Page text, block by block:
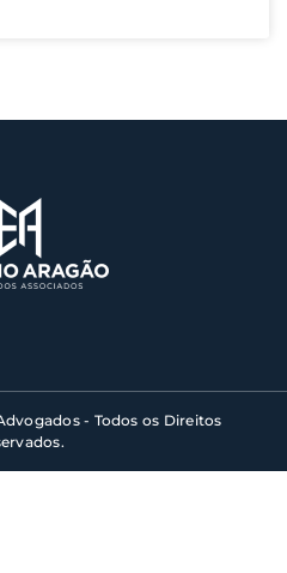
- Todos os Direitos